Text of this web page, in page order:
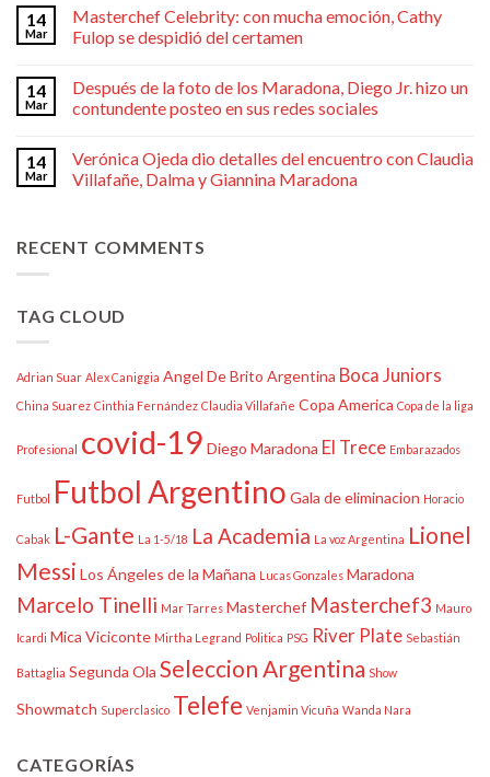
14
Mar
Masterchef Celebrity: con mucha emoción, Cathy
Fulop se despidió del certamen
14
Mar
Después de la foto de los Maradona, Diego Jr. hizo un
contundente posteo en sus redes sociales
14
Mar
Verónica Ojeda dio detalles del encuentro con Claudia
Villafañe, Dalma y Giannina Maradona
RECENT COMMENTS
TAG CLOUD
Adrian Suar Alex Caniggia Angel De Brito Argentina Boca Juniors
China Suarez Cinthia Fernández Claudia Villafañe Copa America Copa de la liga
Profesional covid-19 Diego Maradona El Trece Embarazados
Futbol Futbol Argentino Gala de eliminacion Horacio
Cabak L-Gante La 1-5/18 La Academia La voz Argentina Lionel
Messi Los Ángeles de la Mañana Lucas Gonzales Maradona
Marcelo Tinelli Mar Tarres Masterchef Masterchef3 Mauro
Icardi Mica Viciconte Mirtha Legrand Politica PSG River Plate Sebastián
Battaglia Segunda Ola Seleccion Argentina Show
Showmatch Superclasico Telefe Venjamin Vicuña Wanda Nara
CATEGORÍAS